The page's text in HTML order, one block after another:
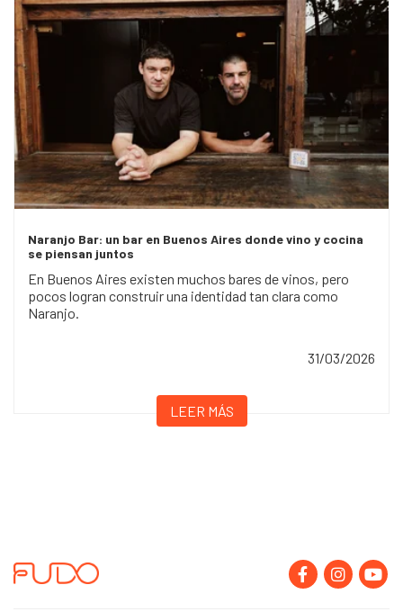
Naranjo Bar: un bar en Buenos Aires donde vino y cocina
se piensan juntos
En Buenos Aires existen muchos bares de vinos, pero
pocos logran construir una identidad tan clara como
Naranjo.
31/03/2026
LEER MÁS